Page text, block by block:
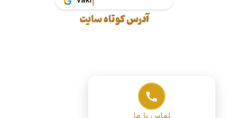
آدرس کوتاه سایت